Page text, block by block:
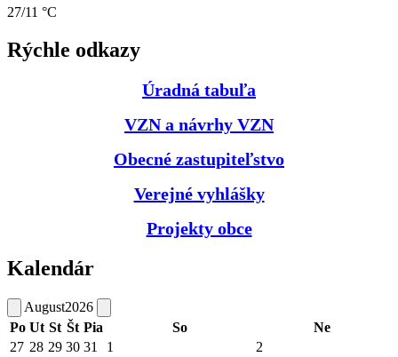
27/11 °C
Rýchle odkazy
Úradná tabuľa
VZN a návrhy VZN
Obecné zastupiteľstvo
Verejné vyhlášky
Projekty obce
Kalendár
August2026
Po Ut St Št Pia So
Ne
27 28 29 30 31 1
2